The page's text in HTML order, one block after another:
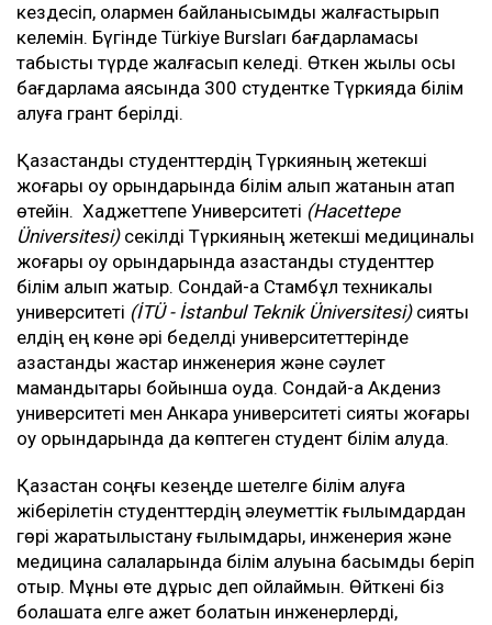
кездесіп, олармен байланысымды жалғастырып
келемін. Бүгінде Türkiye Bursları бағдарламасы
табысты түрде жалғасып келеді. Өткен жылы осы
бағдарлама аясында 300 студентке Түркияда білім
алуға грант берілді.
Қазақстандық студенттердің Түркияның жетекші
жоғары оқу орындарында білім алып жатқанын атап
өтейін. Хаджеттепе Университеті (Hacettepe
Üniversitesi)секілді Түркияның жетекші медициналық
жоғары оқу орындарында қазақстандық студенттер
білім алып жатыр. Сондай-ақ Стамбұл техникалық
университеті (İTÜ - İstanbul Teknik Üniversitesi)сияқты
елдің ең көне әрі беделді университеттерінде
қазақстандық жастар инженерия және сәулет
мамандықтары бойынша оқуда. Сондай-ақ Акдениз
университеті мен Анкара университеті сияқты жоғары
оқу орындарында да көптеген студент білім алуда.
Қазақстан соңғы кезеңде шетелге білім алуға
жіберілетін студенттердің әлеуметтік ғылымдардан
гөрі жаратылыстану ғылымдары, инженерия және
медицина салаларында білім алуына басымдық беріп
отыр. Мұны өте дұрыс деп ойлаймын. Өйткені біз
болашақта елге қажет болатын инженерлерді,